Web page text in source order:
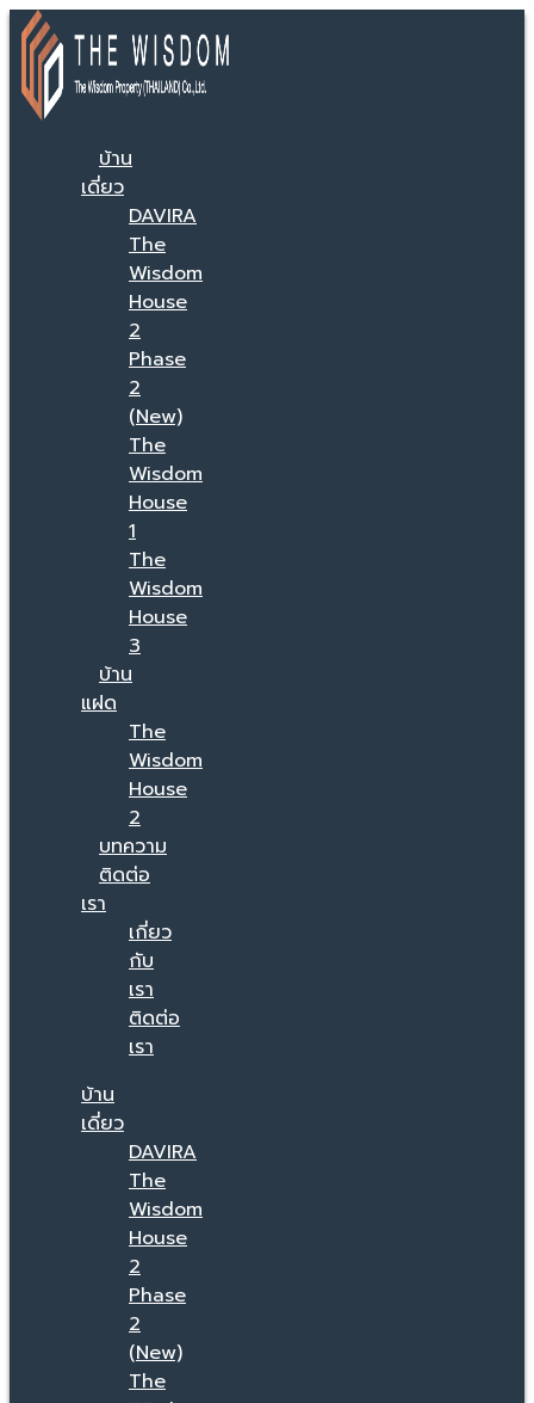
บ้าน
เดี่ยว
DAVIRA
The
Wisdom
House
2
Phase
2
(New)
The
Wisdom
House
1
The
Wisdom
House
3
บ้าน
แฝด
The
Wisdom
House
2
บทความ
ติดต่อ
เรา
เกี่ยว
กับ
เรา
ติดต่อ
เรา
บ้าน
เดี่ยว
DAVIRA
The
Wisdom
House
2
Phase
2
(New)
The